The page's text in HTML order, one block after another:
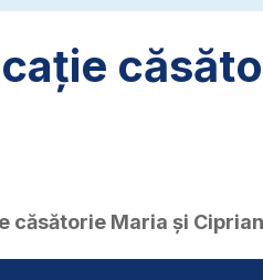
căsătorie Maria și Ciprian